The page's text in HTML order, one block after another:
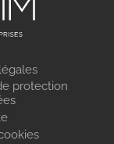
protection